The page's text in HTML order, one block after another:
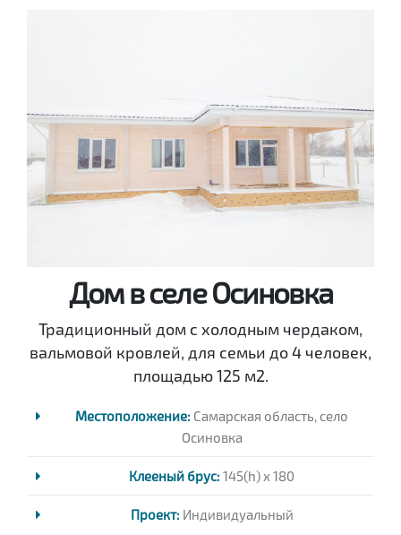
Дом в селе Осиновка
Традиционный дом с холодным чердаком,
вальмовой кровлей, для семьи до 4 человек,
площадью 125 м2.
Местоположение: Самарская область, село
Осиновка
Клееный брус: 145(h) x 180
Проект: Индивидуальный